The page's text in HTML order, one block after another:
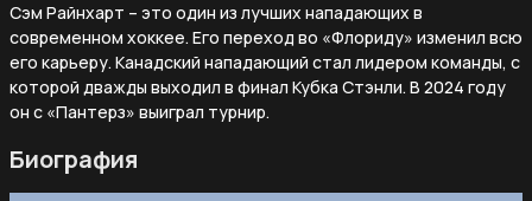
Сэм Райнхарт – это один из лучших нападающих в
современном хоккее. Его переход во «Флориду» изменил всю
его карьеру. Канадский нападающий стал лидером команды, с
которой дважды выходил в финал Кубка Стэнли. В 2024 году
он с «Пантерз» выиграл турнир.
Биография